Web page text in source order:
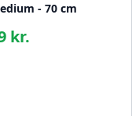
- 70 cm
kr.